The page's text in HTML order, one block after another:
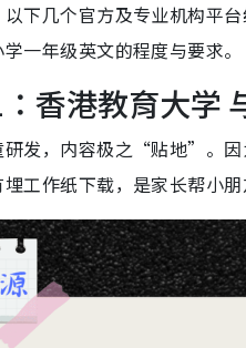
下几个官方及专业机构平
一年级英文的程度与要求。
香港教育大学
发，内容极之“贴地”。
工作纸下载，是家长帮小朋